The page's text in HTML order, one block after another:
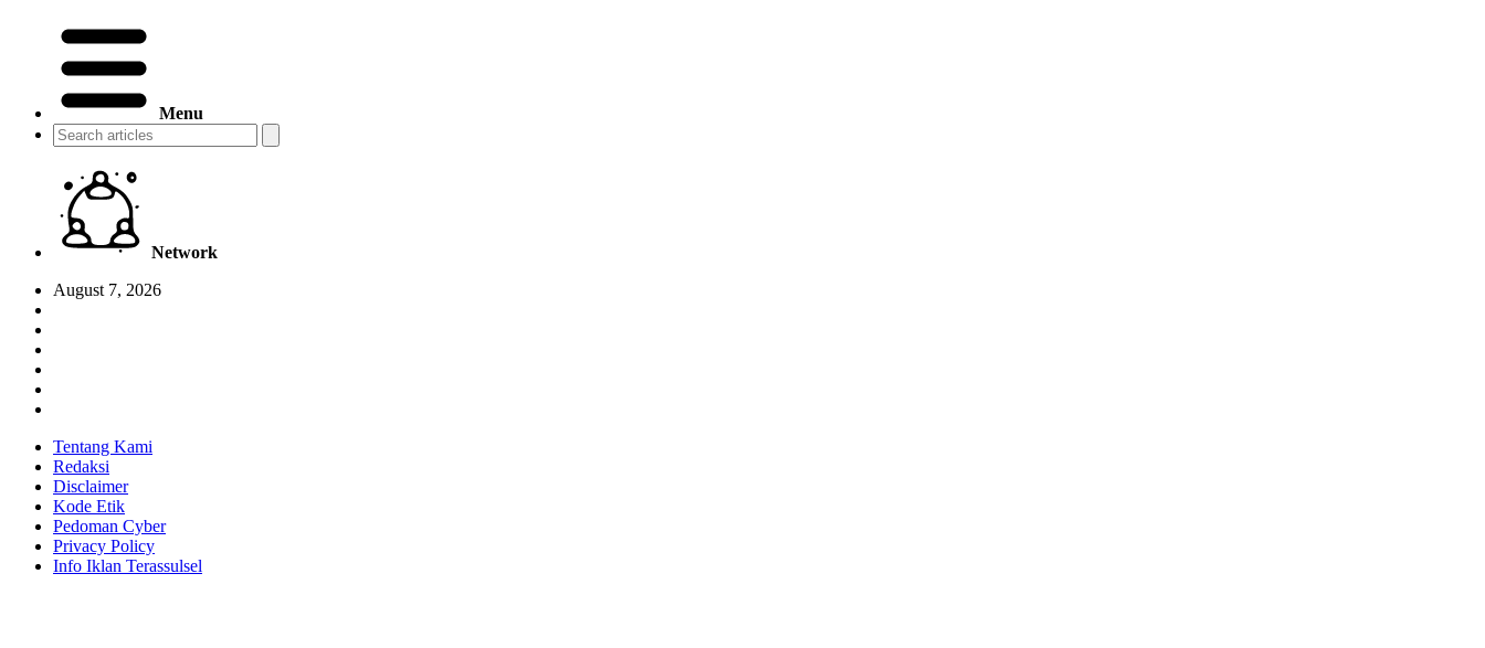
Menu
Network
August 7, 2026
Tentang Kami
Redaksi
Disclaimer
Kode Etik
Pedoman Cyber
Privacy Policy
Info Iklan Terassulsel